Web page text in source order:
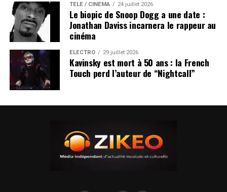
TÉLÉ / CINÉMA 24 juillet 2026
Le biopic de Snoop Dogg a une date :
Jonathan Daviss incarnera le rappeur au
cinéma
ÉLECTRO 29 juillet 2026
Kavinsky est mort à 50 ans : la French
Touch perd l’auteur de “Nightcall”